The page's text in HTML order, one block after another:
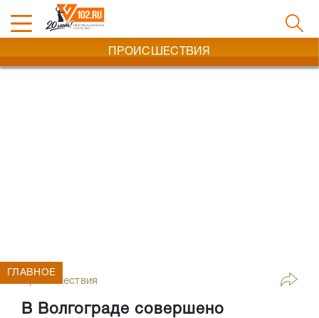
ПРОИСШЕСТВИЯ
Происшествия
В Волгограде совершено
ГЛАВНОЕ